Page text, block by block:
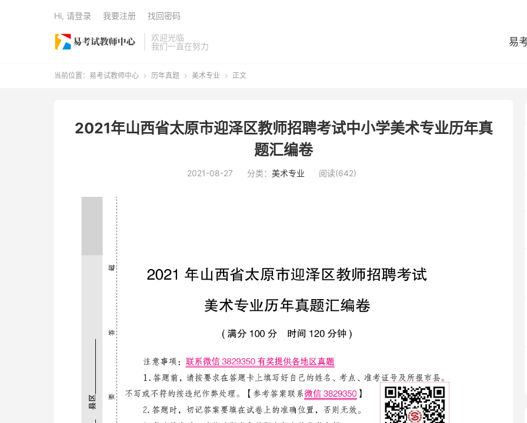
欢迎光临
我们一直在努力
易
Hi, 请登录 我要注册 找回密码
当前位置： 易考试教师中心  历年真题  美术专业  正文
2021年山西省太原市迎泽区教师招聘考试中小学美术专业历年真
题汇编卷
2021-08-27 分类： 美术专业 阅读(642)